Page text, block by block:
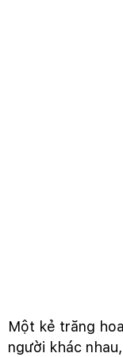
Một kẻ trăng
người khác